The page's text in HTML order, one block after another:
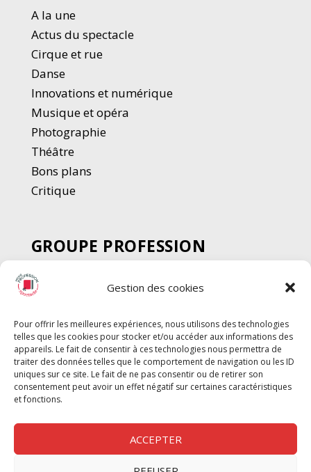
Gestion des cookies
Pour offrir les meilleures expériences, nous utilisons des technologies
telles que les cookies pour stocker et/ou accéder aux informations des
appareils. Le fait de consentir à ces technologies nous permettra de
traiter des données telles que le comportement de navigation ou les ID
uniques sur ce site. Le fait de ne pas consentir ou de retirer son
consentement peut avoir un effet négatif sur certaines caractéristiques
et fonctions.
ACCEPTER
A la une
Actus du spectacle
Cirque et rue
Danse
Innovations et numérique
Musique et opéra
Photographie
Théâtre
Bons plans
Critique
GROUPE PROFESSION
SPECTACLE
Chèque Intermittents
Chèque Compta
Chèque Emploi Spectacle
G-Pods
Profession Audio-visuel